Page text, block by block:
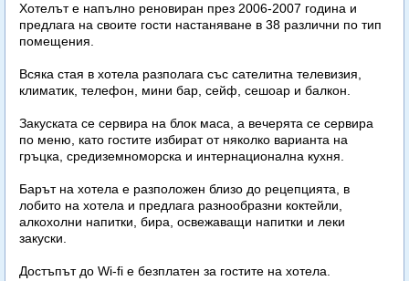
Хотелът е напълно реновиран през 2006-2007 година и
предлага на своите гости настаняване в 38 различни по тип
помещения.
Всяка стая в хотела разполага със сателитна телевизия,
климатик, телефон, мини бар, сейф, сешоар и балкон.
Закуската се сервира на блок маса, а вечерята се сервира
по меню, като гостите избират от няколко варианта на
гръцка, средиземноморска и интернационална кухня.
Барът на хотела е разположен близо до рецепцията, в
лобито на хотела и предлага разнообразни коктейли,
алкохолни напитки, бира, освежаващи напитки и леки
закуски.
Достъпът до Wi-fi е безплатен за гостите на хотела.